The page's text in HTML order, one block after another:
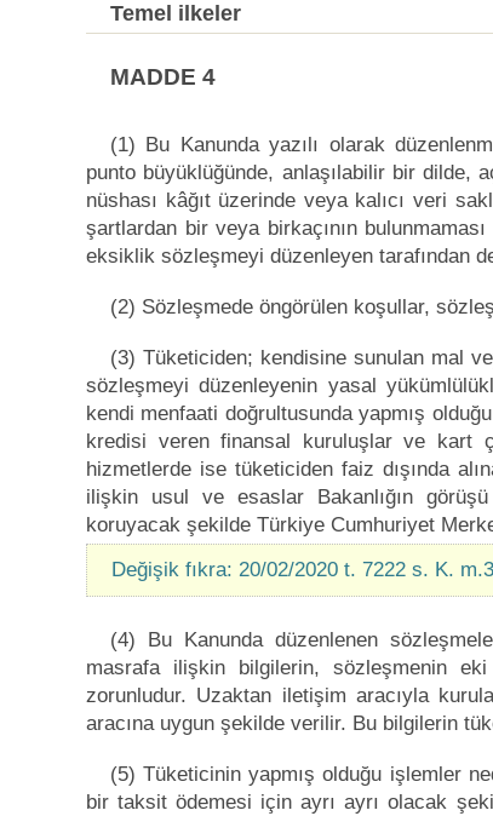
Temel ilkeler
MADDE 4
(1) Bu Kanunda yazılı olarak
punto büyüklüğünde, anlaşılabilir bir dilde,
nüshası kâğıt üzerinde veya kalıcı veri
şartlardan bir veya birkaçının
eksiklik sözleşmeyi düzenleyen tarafından
(2) Sözleşmede öngörülen koşullar,
(3) Tüketiciden; kendisine sunulan mal
sözleşmeyi düzenleyenin yasal
kendi menfaati doğrultusunda yapmış
kredisi veren finansal kuruluşlar ve kart
hizmetlerde ise tüketiciden faiz dışında
ilişkin usul ve esaslar Bakanlığın
koruyacak şekilde Türkiye Cumhuriyet
Değişik fıkra: 20/02/2020 t. 7222 s. K.
(4) Bu Kanunda düzenlenen
masrafa ilişkin bilgilerin, sözleşmenin
zorunludur. Uzaktan iletişim aracıyla
aracına uygun şekilde verilir. Bu bilgilerin
(5) Tüketicinin yapmış olduğu işlemler
bir taksit ödemesi için ayrı ayrı olacak